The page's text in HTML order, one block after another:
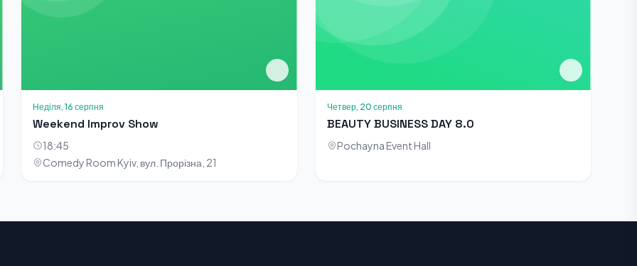
Неділя, 16 серпня
Weekend Improv Show
18:45
Comedy Room Kyiv, вул. Прорізна, 21
Четвер, 20 серпня
BEAUTY BUSINESS DAY 8.0
Pochayna Event Hall